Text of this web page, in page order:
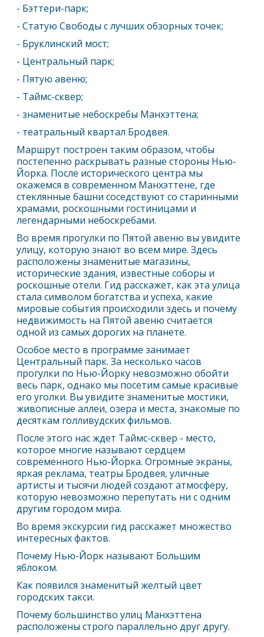
- Бэттери-парк;
- Статую Свободы с лучших обзорных точек;
- Бруклинский мост;
- Центральный парк;
- Пятую авеню;
- Таймс-сквер;
- знаменитые небоскребы Манхэттена;
- театральный квартал Бродвея.
Маршрут построен таким образом, чтобы
постепенно раскрывать разные стороны Нью-
Йорка. После исторического центра мы
окажемся в современном Манхэттене, где
стеклянные башни соседствуют со старинными
храмами, роскошными гостиницами и
легендарными небоскребами.
Во время прогулки по Пятой авеню вы увидите
улицу, которую знают во всем мире. Здесь
расположены знаменитые магазины,
исторические здания, известные соборы и
роскошные отели. Гид расскажет, как эта улица
стала символом богатства и успеха, какие
мировые события происходили здесь и почему
недвижимость на Пятой авеню считается
одной из самых дорогих на планете.
Особое место в программе занимает
Центральный парк. За несколько часов
прогулки по Нью-Йорку невозможно обойти
весь парк, однако мы посетим самые красивые
его уголки. Вы увидите знаменитые мостики,
живописные аллеи, озера и места, знакомые по
десяткам голливудских фильмов.
После этого нас ждет Таймс-сквер - место,
которое многие называют сердцем
современного Нью-Йорка. Огромные экраны,
яркая реклама, театры Бродвея, уличные
артисты и тысячи людей создают атмосферу,
которую невозможно перепутать ни с одним
другим городом мира.
Во время экскурсии гид расскажет множество
интересных фактов.
Почему Нью-Йорк называют Большим
яблоком.
Как появился знаменитый желтый цвет
городских такси.
Почему большинство улиц Манхэттена
расположены строго параллельно друг другу.